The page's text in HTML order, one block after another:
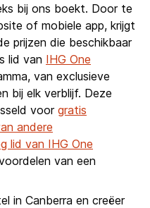
bij ons boekt. Door te
of mobiele app, krijgt
prijzen die beschikbaar
lid van IHG One
van exclusieve
bij elk verblijf. Deze
voor gratis
andere
lid van IHG One
van een
in Canberra en creëer